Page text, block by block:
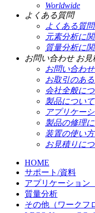
Worldwide
よくある質問
よくある質
元素分析に
質量分析に
お問い合わせ お見
お問い合わ
お取引のあ
会社全般に
製品について
アプリケー
製品の修理
装置の使い
お見積りに
HOME
サポート/資料
アプリケーション
質量分析
その他（ワークフ